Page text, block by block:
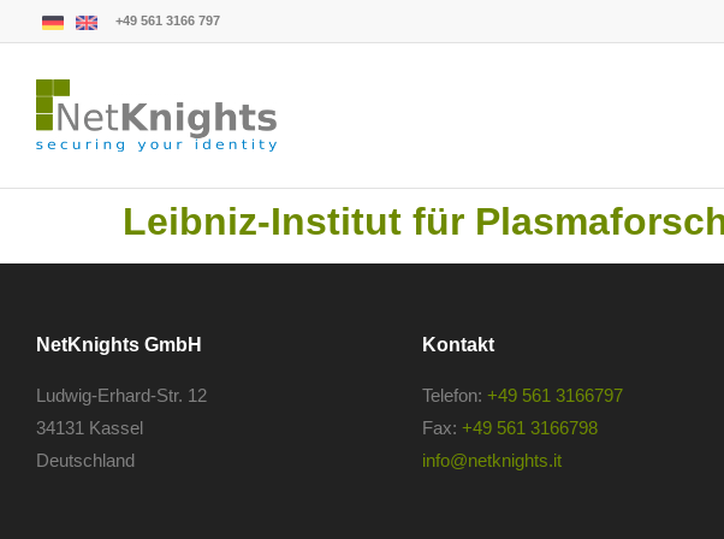
+49 561 3166 797
Leibniz-Institut für
NetKnights GmbH
Ludwig-Erhard-Str. 12
34131 Kassel
Deutschland
Kontakt
Telefon: +49 561 3166797
Fax: +49 561 3166798
info@netknights.it